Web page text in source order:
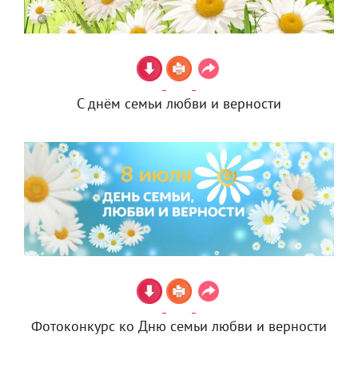
С днём семьи любви и верности
Фотоконкурс ко Дню семьи любви и верности